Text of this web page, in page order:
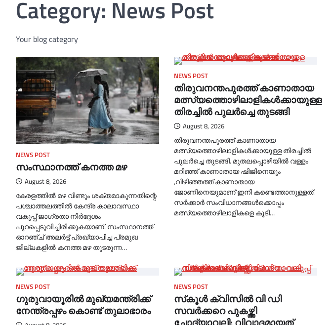
Category: News Post
Your blog category
NEWS POST
സംസ്ഥാനത്ത് കനത്ത മഴ
August 8, 2026
കേരളത്തില്‍ മഴ വീണ്ടും ശക്തമാകുന്നതിന്റെ
പശ്ചാത്തലത്തില്‍ കേന്ദ്ര കാലാവസ്ഥാ
വകുപ്പ് ജാഗ്രതാ നിർദ്ദേശം
പുറപ്പെടുവിച്ചിരിക്കുകയാണ്. സംസ്ഥാനത്ത്
ഓറഞ്ച് അലർട്ട് പ്രഖ്യാപിച്ച പ്രമുഖ
ജില്ലകളില്‍ കനത്ത മഴ തുടരുന്ന…
NEWS POST
തിരുവനന്തപുരത്ത് കാണാതായ
മത്സ്യത്തൊഴിലാളികള്‍ക്കായുള്ള
തിരച്ചില്‍ പുലര്‍ച്ചെ തുടങ്ങി
August 8, 2026
തിരുവനന്തപുരത്ത് കാണാതായ
മത്സ്യത്തൊഴിലാളികള്‍ക്കായുള്ള തിരച്ചില്‍
പുലര്‍ച്ചെ തുടങ്ങി. മുതലപ്പൊഴിയില്‍ വള്ളം
മറിഞ്ഞ് കാണാതായ ഷിജിനെയും
,വിഴിഞ്ഞത്ത് കാണാതായ
ജോണിനെയുമാണ് ഇനി കണ്ടെത്താനുള്ളത്.
സര്‍ക്കാര്‍ സംവിധാനങ്ങള്‍ക്കൊപ്പം
മത്സ്യത്തൊഴിലാളികളെ കൂടി…
NEWS POST
ഗുരുവായൂരില്‍ മുഖ്യമന്ത്രിക്ക്
നേന്ത്രപ്പഴം കൊണ്ട് തുലാഭാരം
NEWS POST
സ്‌കൂള്‍ ക്വിസില്‍ വി ഡി
സവര്‍ക്കറെ പുകഴ്ത്തി
ചോദ്യാവലി; വിവാദമായത്